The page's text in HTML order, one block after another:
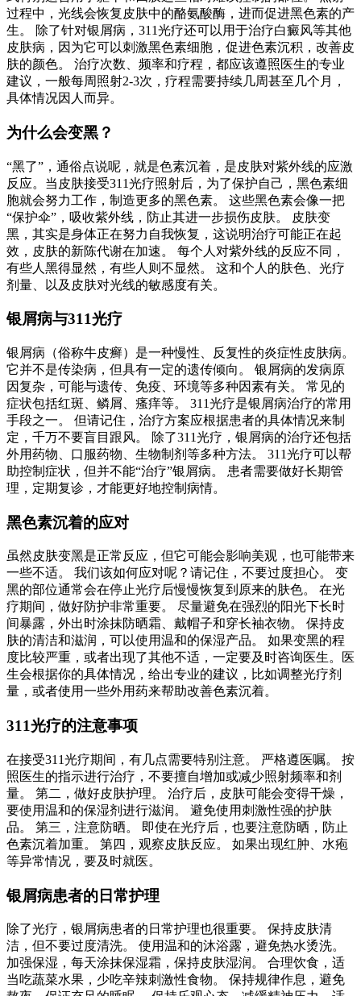
过程中，光线会恢复皮肤中的酪氨酸酶，进而促进黑色素的产
生。 除了针对银屑病，311光疗还可以用于治疗白癜风等其他
皮肤病，因为它可以刺激黑色素细胞，促进色素沉积，改善皮
肤的颜色。 治疗次数、频率和疗程，都应该遵照医生的专业
建议，一般每周照射2-3次，疗程需要持续几周甚至几个月，
具体情况因人而异。
为什么会变黑？
“黑了”，通俗点说呢，就是色素沉着，是皮肤对紫外线的应激
反应。当皮肤接受311光疗照射后，为了保护自己，黑色素细
胞就会努力工作，制造更多的黑色素。 这些黑色素会像一把
“保护伞”，吸收紫外线，防止其进一步损伤皮肤。 皮肤变
黑，其实是身体正在努力自我恢复，这说明治疗可能正在起
效，皮肤的新陈代谢在加速。 每个人对紫外线的反应不同，
有些人黑得显然，有些人则不显然。 这和个人的肤色、光疗
剂量、以及皮肤对光线的敏感度有关。
银屑病与311光疗
银屑病（俗称牛皮癣）是一种慢性、反复性的炎症性皮肤病。
它并不是传染病，但具有一定的遗传倾向。 银屑病的发病原
因复杂，可能与遗传、免疫、环境等多种因素有关。 常见的
症状包括红斑、鳞屑、瘙痒等。 311光疗是银屑病治疗的常用
手段之一。 但请记住，治疗方案应根据患者的具体情况来制
定，千万不要盲目跟风。 除了311光疗，银屑病的治疗还包括
外用药物、口服药物、生物制剂等多种方法。 311光疗可以帮
助控制症状，但并不能“治疗”银屑病。 患者需要做好长期管
理，定期复诊，才能更好地控制病情。
黑色素沉着的应对
虽然皮肤变黑是正常反应，但它可能会影响美观，也可能带来
一些不适。 我们该如何应对呢？请记住，不要过度担心。 变
黑的部位通常会在停止光疗后慢慢恢复到原来的肤色。 在光
疗期间，做好防护非常重要。 尽量避免在强烈的阳光下长时
间暴露，外出时涂抹防晒霜、戴帽子和穿长袖衣物。 保持皮
肤的清洁和滋润，可以使用温和的保湿产品。 如果变黑的程
度比较严重，或者出现了其他不适，一定要及时咨询医生。医
生会根据你的具体情况，给出专业的建议，比如调整光疗剂
量，或者使用一些外用药来帮助改善色素沉着。
311光疗的注意事项
在接受311光疗期间，有几点需要特别注意。 严格遵医嘱。 按
照医生的指示进行治疗，不要擅自增加或减少照射频率和剂
量。 第二，做好皮肤护理。 治疗后，皮肤可能会变得干燥，
要使用温和的保湿剂进行滋润。 避免使用刺激性强的护肤
品。 第三，注意防晒。 即使在光疗后，也要注意防晒，防止
色素沉着加重。 第四，观察皮肤反应。 如果出现红肿、水疱
等异常情况，要及时就医。
银屑病患者的日常护理
除了光疗，银屑病患者的日常护理也很重要。 保持皮肤清
洁，但不要过度清洗。 使用温和的沐浴露，避免热水烫洗。
加强保湿，每天涂抹保湿霜，保持皮肤湿润。 合理饮食，适
当吃蔬菜水果，少吃辛辣刺激性食物。 保持规律作息，避免